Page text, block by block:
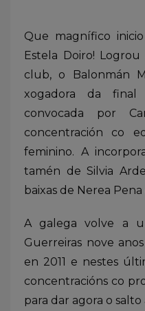
Que magnífico
Estela Doiro!
club, o Balonmán
xogadora da
convocada por
concentración co
feminino. A
tamén de Silvia
baixas de Nerea
A galega volve a
Guerreiras nove
en 2011 e nestes
concentracións co
para dar agora o